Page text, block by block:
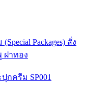
กครีม SP001